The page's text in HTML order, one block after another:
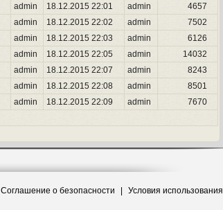
admin 18.12.2015 22:01 admin
4657
admin 18.12.2015 22:02 admin
7502
admin 18.12.2015 22:03 admin
6126
admin 18.12.2015 22:05 admin
14032
admin 18.12.2015 22:07 admin
8243
admin 18.12.2015 22:08 admin
8501
admin 18.12.2015 22:09 admin
7670
Соглашение о безопасности Условия использования